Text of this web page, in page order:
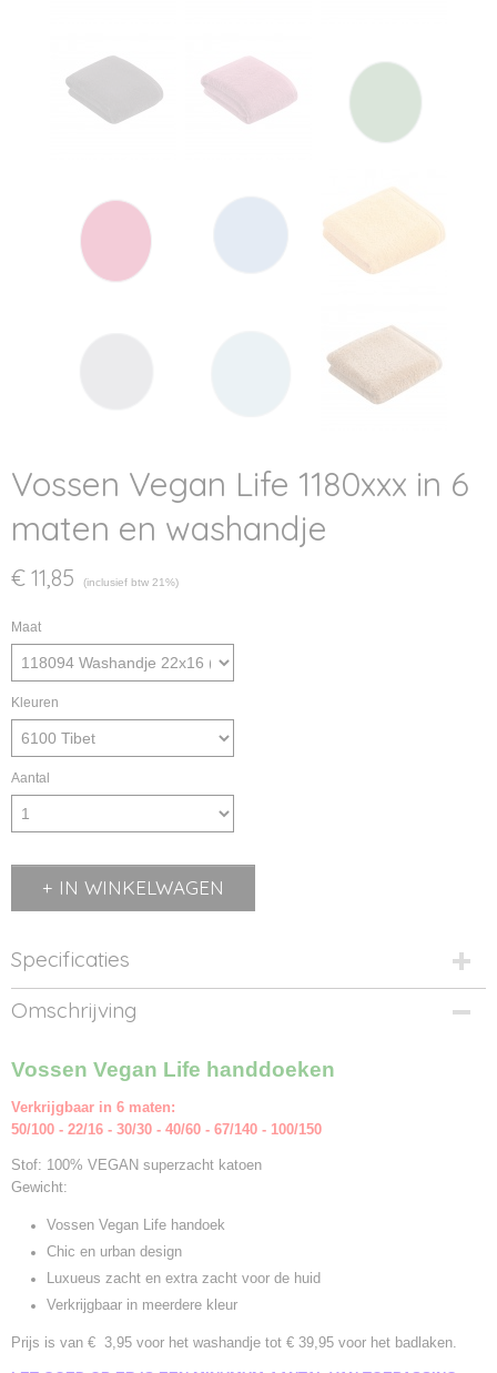
Vossen Vegan Life 1180xxx in 6
maten en washandje
€ 11,85 (inclusief btw 21%)
Maat
Kleuren
Aantal
IN WINKELWAGEN
Specificaties
Productcode
1180xx-6100
1180xx
Omschrijving
Vossen Vegan Life handdoeken
Verkrijgbaar in 6 maten:
50/100 - 22/16 - 30/30 - 40/60 - 67/140 - 100/150
Stof: 100% VEGAN superzacht katoen
Gewicht:
Vossen Vegan Life handoek
Chic en urban design
Luxueus zacht en extra zacht voor de huid
Verkrijgbaar in meerdere kleur
Prijs is van € 3,95 voor het washandje tot € 39,95 voor het badlaken.